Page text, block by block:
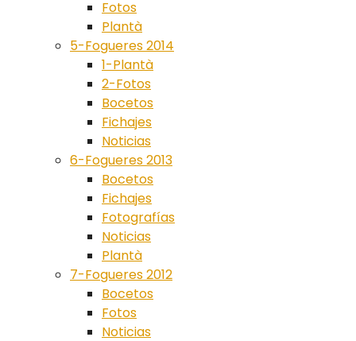
Fotos
Plantà
5-Fogueres 2014
1-Plantà
2-Fotos
Bocetos
Fichajes
Noticias
6-Fogueres 2013
Bocetos
Fichajes
Fotografías
Noticias
Plantà
7-Fogueres 2012
Bocetos
Fotos
Noticias